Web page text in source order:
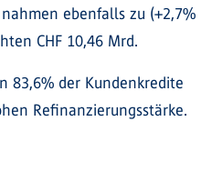
ebenfalls zu (+2,7%
CHF 10,46 Mrd.
83,6% der Kundenkredite
Refinanzierungsstärke.